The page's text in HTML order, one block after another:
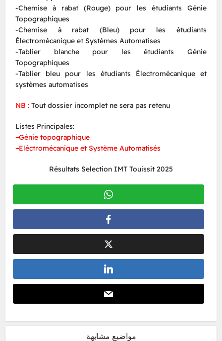
-Chemise à rabat (Rouge) pour les étudiants Génie
Topographiques
-Chemise à rabat (Bleu) pour les étudiants
Électromécanique et Systèmes Automatises
-Tablier blanche pour les étudiants Génie
Topographiques
-Tablier bleu pour les étudiants Électromécanique et
systèmes automatises
NB : Tout dossier incomplet ne sera pas retenu
Listes Principales:
–Génie topographique
–Eléctromécanique et Système Automatisés
Résultats Selection IMT Touissit 2025
مواضيع مشابهة